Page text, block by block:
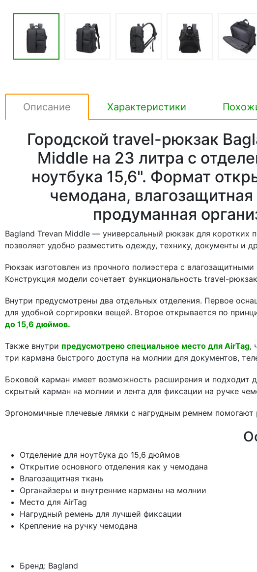
Описание Характеристики
Городской travel-рюкзак
Middle на 23 литра с
ноутбука 15,6". Формат
чемодана, влагозащитная
продуманная
Bagland Trevan Middle — универсальный рюкзак для коротких
позволяет удобно разместить одежду, технику, документы и
Рюкзак изготовлен из прочного полиэстера с
Конструкция модели сочетает функциональность travel-
Внутри предусмотрены два отдельных отделения. Первое
для удобной сортировки вещей. Второе открывается по
до 15,6 дюймов.
Также внутри предусмотрено специальное место для AirTag,
три кармана быстрого доступа на молнии для документов,
Боковой карман имеет возможность расширения и подходит
скрытый карман на молнии и лента для фиксации на ручке
Эргономичные плечевые лямки с нагрудным ремнем помогают
Отделение для ноутбука до 15,6 дюймов
Открытие основного отделения как у чемодана
Влагозащитная ткань
Органайзеры и внутренние карманы на молнии
Место для AirTag
Нагрудный ремень для лучшей фиксации
Крепление на ручку чемодана
Бренд: Bagland